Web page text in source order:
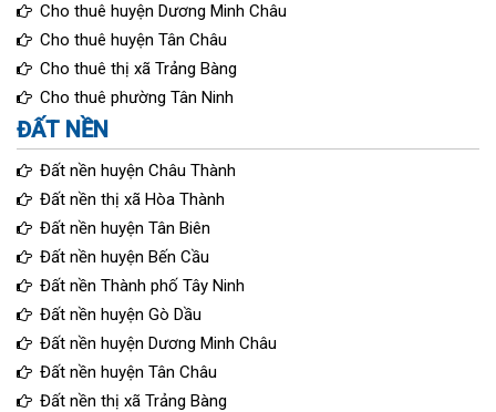
Cho thuê huyện Dương Minh Châu
Cho thuê huyện Tân Châu
Cho thuê thị xã Trảng Bàng
Cho thuê phường Tân Ninh
ĐẤT NỀN
Đất nền huyện Châu Thành
Đất nền thị xã Hòa Thành
Đất nền huyện Tân Biên
Đất nền huyện Bến Cầu
Đất nền Thành phố Tây Ninh
Đất nền huyện Gò Dầu
Đất nền huyện Dương Minh Châu
Đất nền huyện Tân Châu
Đất nền thị xã Trảng Bàng